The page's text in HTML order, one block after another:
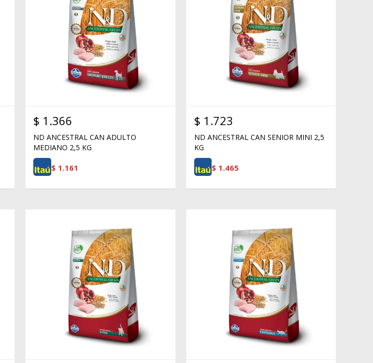
$ 1.366
ND ANCESTRAL CAN ADULTO
MEDIANO 2,5 KG
$ 1.161
$ 1.723
ND ANCESTRAL CAN SENIOR MINI 2,5
KG
$ 1.465